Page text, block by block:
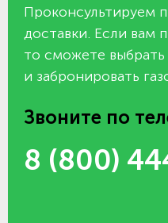
Проконсультируем
доставки. Если вам
то сможете
и забронировать
Звоните по
8 (800)